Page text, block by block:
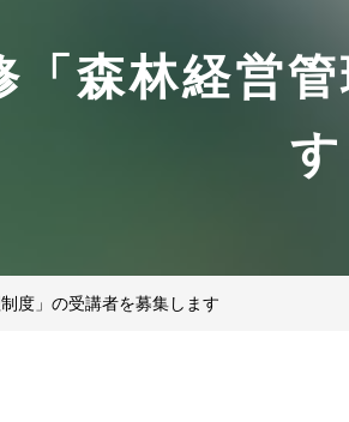
「森林経営
す
度」の受講者を募集します